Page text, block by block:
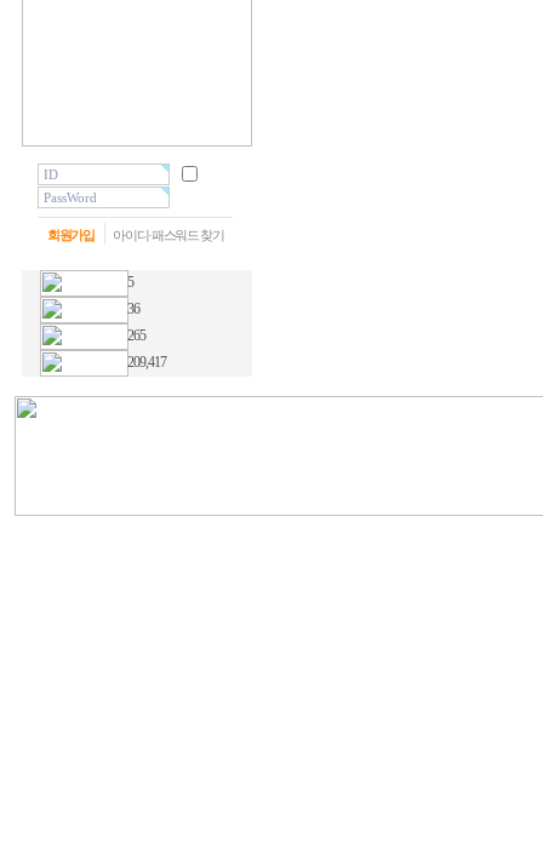
회원가입 아이디·패스워드 찾기
5
36
265
209,417